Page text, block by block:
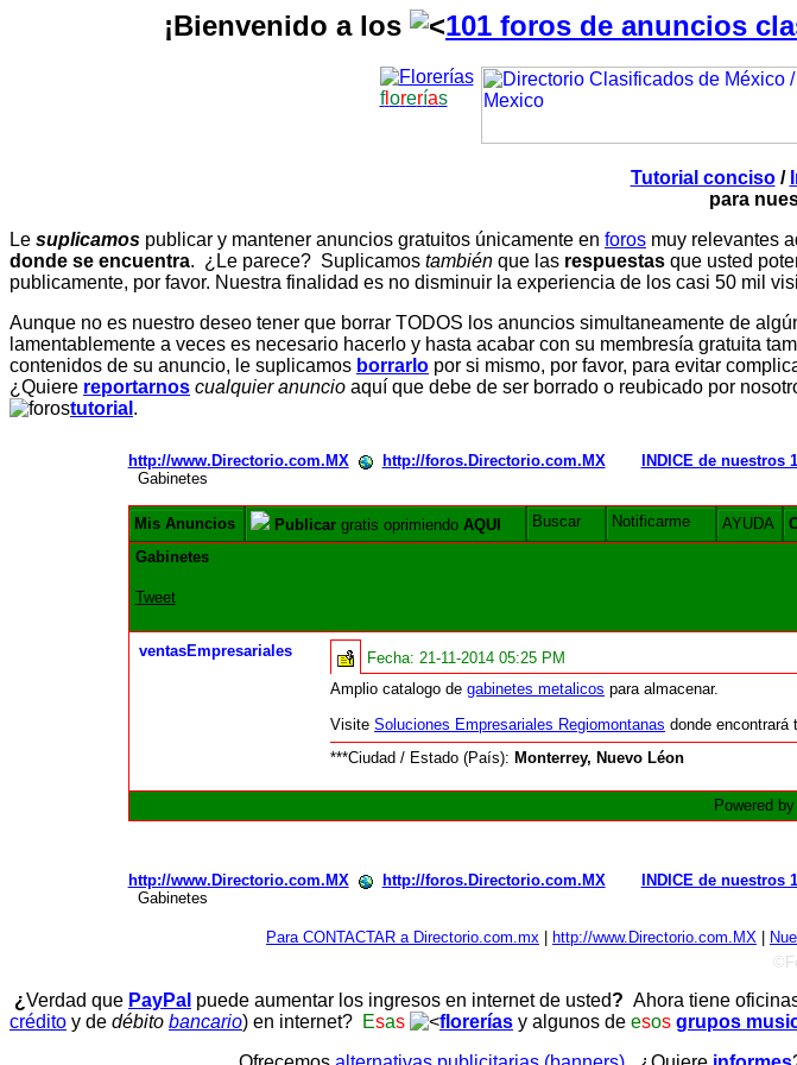
¡Bienvenido a los 101 foros de anuncios
florerías
Tutorial conciso/
para
Le suplicamos publicar y mantener anuncios gratuitos únicamente en foros muy relevantes
donde se encuentra. ¿Le parece? Suplicamos también que las respuestas que usted
publicamente, por favor. Nuestra finalidad es no disminuir la experiencia de los casi 50 mil
Aunque no es nuestro deseo tener que borrar TODOS los anuncios simultaneamente de
lamentablemente a veces es necesario hacerlo y hasta acabar con su membresía gratuita
contenidos de su anuncio, le suplicamos borrarlo por si mismo, por favor, para evitar
¿Quiere reportarnos cualquier anuncio aquí que debe de ser borrado o reubicado por
tutorial .
http://www.Directorio.com.MX http://foros.Directorio.com.MX INDICE de nuestros
Gabinetes
Mis Anuncios Publicargratis oprimiendo AQUI Buscar Notificarme AYUDA
Gabinetes
Tweet
ventasEmpresariales Fecha: 21-11-2014 05:25 PM
Amplio catalogo de gabinetes metalicos para almacenar.
Visite Soluciones Empresariales Regiomontanas donde
***Ciudad / Estado (País): Monterrey, Nuevo Léon
Powered
http://www.Directorio.com.MX http://foros.Directorio.com.MX INDICE de nuestros
Gabinetes
Para CONTACTAR a Directorio.com.mx http://www.Directorio.com.MX
¿Verdad que PayPal puede aumentar los ingresos en internet de usted? Ahora tiene
crédito y de débito bancario) en internet? Esas florerías y algunos de esos grupos